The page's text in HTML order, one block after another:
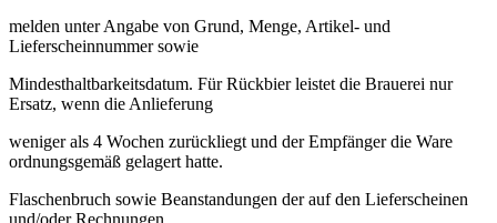
melden unter Angabe von Grund, Menge, Artikel- und
Lieferscheinnummer sowie
Mindesthaltbarkeitsdatum. Für Rückbier leistet die Brauerei nur
Ersatz, wenn die Anlieferung
weniger als 4 Wochen zurückliegt und der Empfänger die Ware
ordnungsgemäß gelagert hatte.
Flaschenbruch sowie Beanstandungen der auf den Lieferscheinen